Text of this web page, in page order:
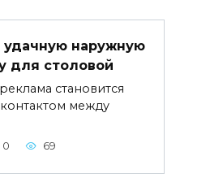
удачную наружную
для столовой
становится
между
0 69